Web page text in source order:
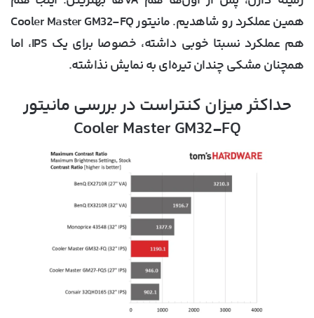
همین عملکرد رو شاهدیم. مانیتور Cooler Master GM32-FQ
هم عملکرد نسبتا خوبی داشته، خصوصا برای یک IPS، اما
همچنان مشکی چندان تیره‌ای به نمایش نذاشته.
حداکثر میزان کنتراست در بررسی مانیتور
Cooler Master GM32-FQ